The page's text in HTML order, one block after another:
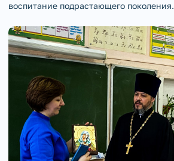
воспитание подрастающего поколения.